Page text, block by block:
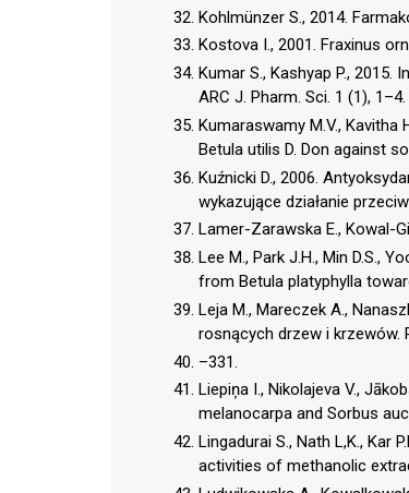
Kohlmünzer S., 2014.
Kostova I., 2001. Fraxinus
Kumar S., Kashyap P.,
ARC J. Pharm. Sci. 1 (1), 1–4.
Kumaraswamy M.V., Kavitha
Betula utilis D. Don against
Kuźnicki D., 2006.
wykazujące działanie
Lamer-Zarawska E., Kowal-
Lee M., Park J.H., Min D.S.,
from Betula platyphylla
Leja M., Mareczek A.,
rosnących drzew i krzewów.
–331.
Liepiņa I., Nikolajeva V.,
melanocarpa and Sorbus
Lingadurai S., Nath L,K., Kar
activities of methanolic